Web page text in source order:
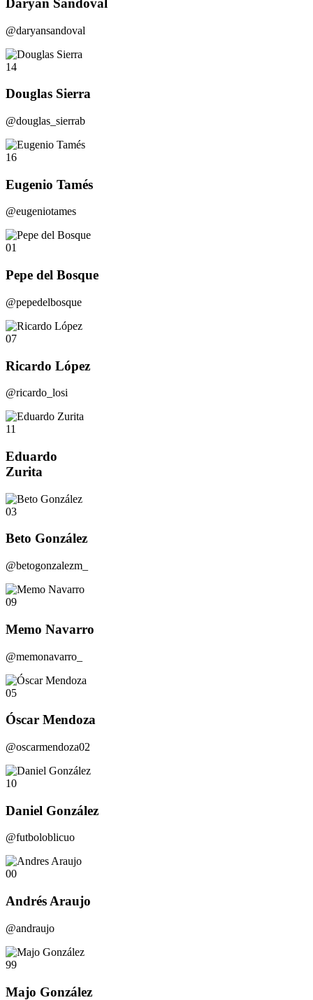
Daryan Sandoval
@daryansandoval
14
Douglas Sierra
@douglas_sierrab
16
Eugenio Tamés
@eugeniotames
01
Pepe del Bosque
@pepedelbosque
07
Ricardo López
@ricardo_losi
11
Eduardo
Zurita
03
Beto González
@betogonzalezm_
09
Memo Navarro
@memonavarro_
05
Óscar Mendoza
@oscarmendoza02
10
Daniel González
@futboloblicuo
00
Andrés Araujo
@andraujo
99
Majo González